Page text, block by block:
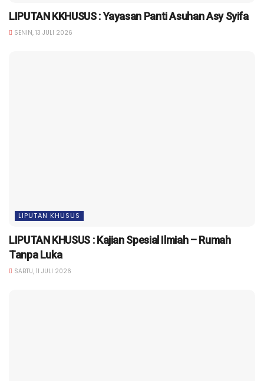
LIPUTAN KKHUSUS : Yayasan Panti Asuhan Asy Syifa
SENIN, 13 JULI 2026
LIPUTAN KHUSUS
LIPUTAN KHUSUS : Kajian Spesial Ilmiah – Rumah
Tanpa Luka
SABTU, 11 JULI 2026